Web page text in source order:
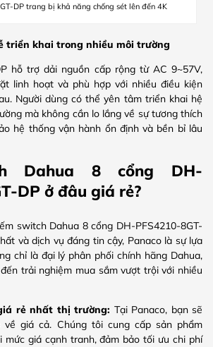
DP trang bị khả năng chống sét lên đến 4K
triển khai trong nhiều môi trường
hỗ trợ dải nguồn cấp rộng từ AC 9~57V,
linh hoạt và phù hợp với nhiều điều kiện
Người dùng có thể yên tâm triển khai hệ
mà không cần lo lắng về sự tương thích
hệ thống vận hành ổn định và bền bỉ lâu
Dahua 8 cổng DH-
DP ở đâu giá rẻ?
switch Dahua 8 cổng DH-PFS4210-8GT-
và dịch vụ đáng tin cậy, Panaco là sự lựa
chỉ là đại lý phân phối chính hãng Dahua,
trải nghiệm mua sắm vượt trội với nhiều
rẻ nhất thị trường: Tại Panaco, bạn sẽ
về giá cả. Chúng tôi cung cấp sản phẩm
mức giá cạnh tranh, đảm bảo tối ưu chi phí